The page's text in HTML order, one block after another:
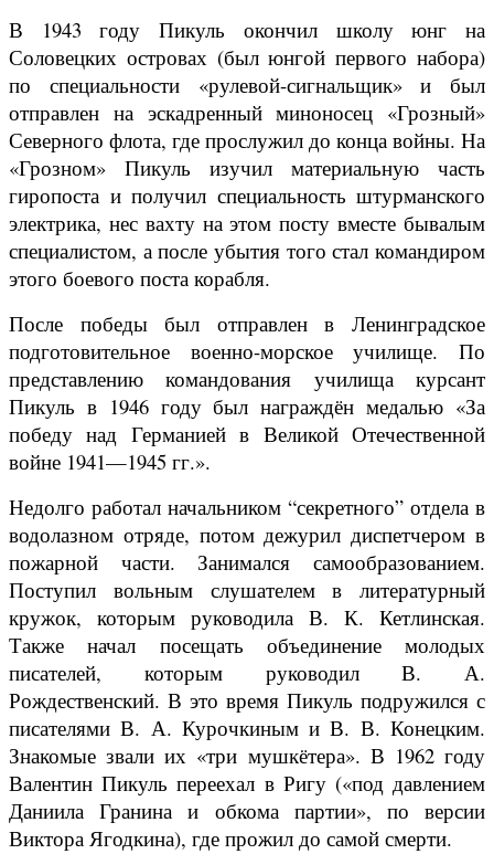
В 1943 году Пикуль окончил школу юнг на
Соловецких островах (был юнгой первого набора)
по специальности «рулевой-сигнальщик» и был
отправлен на эскадренный миноносец «Грозный»
Северного флота, где прослужил до конца войны. На
«Грозном» Пикуль изучил материальную часть
гиропоста и получил специальность штурманского
электрика, нес вахту на этом посту вместе бывалым
специалистом, а после убытия того стал командиром
этого боевого поста корабля.
После победы был отправлен в Ленинградское
подготовительное военно-морское училище. По
представлению командования училища курсант
Пикуль в 1946 году был награждён медалью «За
победу над Германией в Великой Отечественной
войне 1941—1945 гг.».
Недолго работал начальником “секретного” отдела в
водолазном отряде, потом дежурил диспетчером в
пожарной части. Занимался самообразованием.
Поступил вольным слушателем в литературный
кружок, которым руководила В. К. Кетлинская.
Также начал посещать объединение молодых
писателей, которым руководил В. А.
Рождественский. В это время Пикуль подружился с
писателями В. А. Курочкиным и В. В. Конецким.
Знакомые звали их «три мушкётера». В 1962 году
Валентин Пикуль переехал в Ригу («под давлением
Даниила Гранина и обкома партии», по версии
Виктора Ягодкина), где прожил до самой смерти.